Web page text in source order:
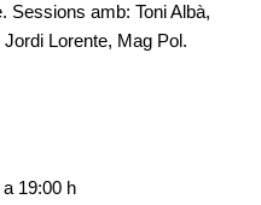
Sessions amb: Toni Albà,
Lorente, Mag Pol.
19:00 h